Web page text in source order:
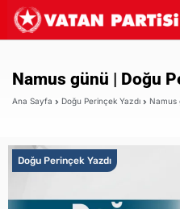
Namus günü | Doğu
Ana Sayfa Doğu Perinçek Yazdı Namus
Doğu Perinçek Yazdı